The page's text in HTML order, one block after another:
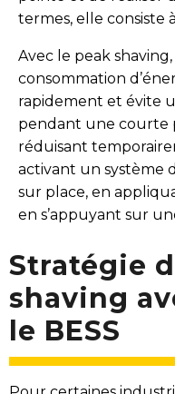
termes, elle consiste
Avec le peak
consommation
rapidement et évite
pendant une courte
réduisant
activant un système
sur place, en
en s’appuyant sur
Stratégie
shaving
le BESS